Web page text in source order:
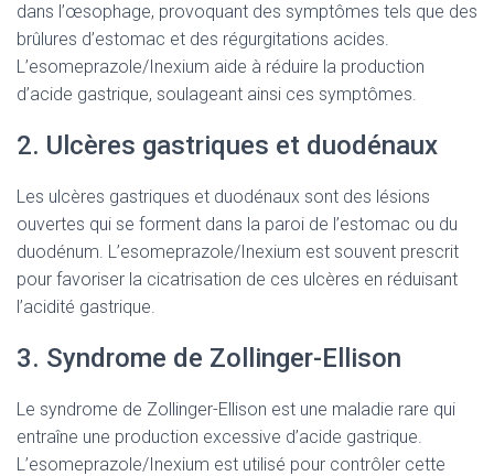
dans l’œsophage, provoquant des symptômes tels que des
brûlures d’estomac et des régurgitations acides.
L’esomeprazole/Inexium aide à réduire la production
d’acide gastrique, soulageant ainsi ces symptômes.
2. Ulcères gastriques et duodénaux
Les ulcères gastriques et duodénaux sont des lésions
ouvertes qui se forment dans la paroi de l’estomac ou du
duodénum. L’esomeprazole/Inexium est souvent prescrit
pour favoriser la cicatrisation de ces ulcères en réduisant
l’acidité gastrique.
3. Syndrome de Zollinger-Ellison
Le syndrome de Zollinger-Ellison est une maladie rare qui
entraîne une production excessive d’acide gastrique.
L’esomeprazole/Inexium est utilisé pour contrôler cette